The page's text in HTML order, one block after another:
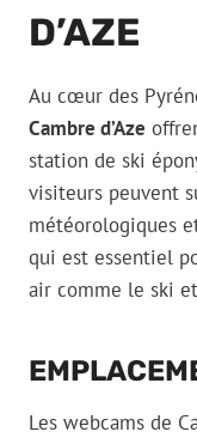
D’AZE
Au cœur des
Cambre d’Aze
station de ski
visiteurs peuvent
météorologiques
qui est essentiel
air comme le ski
Les webcams de